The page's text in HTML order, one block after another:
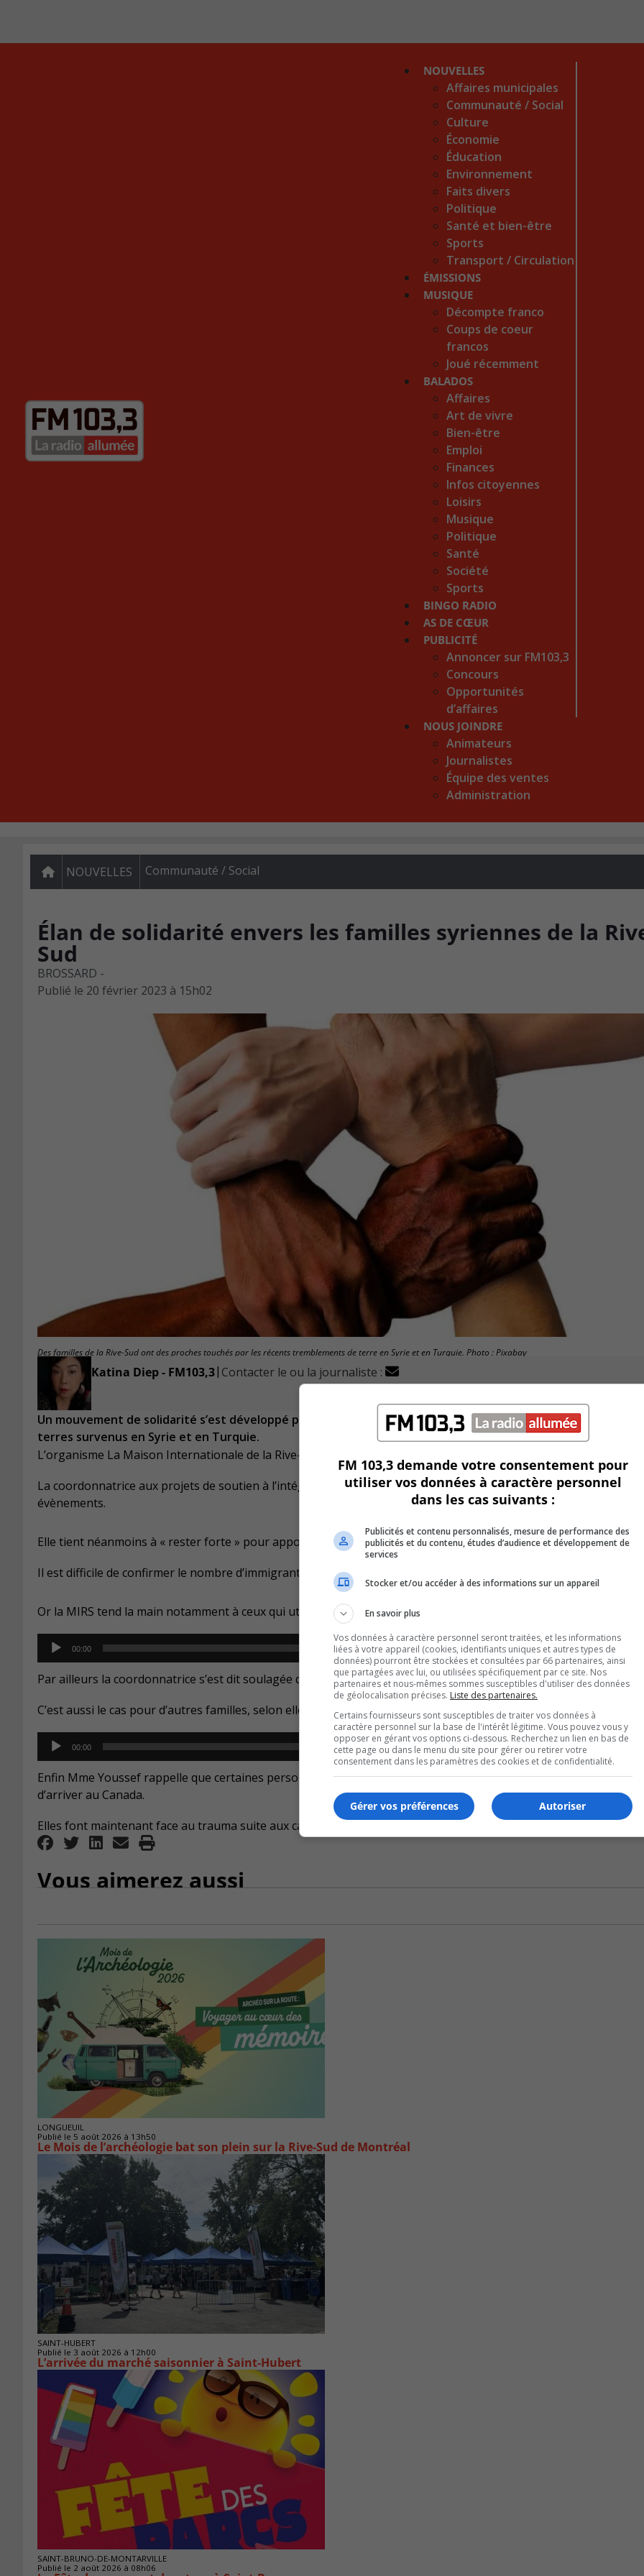
NOUVELLES
Affaires municipales
Communauté / Social
Culture
Économie
Éducation
Environnement
Faits divers
Politique
Santé et bien-être
Sports
Transport / Circulation
ÉMISSIONS
MUSIQUE
Décompte franco
Coups de coeur
francos
Joué récemment
BALADOS
Affaires
Art de vivre
Bien-être
Emploi
Finances
Infos citoyennes
Loisirs
Musique
Politique
Santé
Société
Sports
BINGO RADIO
AS DE CŒUR
PUBLICITÉ
Annoncer sur FM103,3
Concours
Opportunités
d’affaires
NOUS JOINDRE
Animateurs
Journalistes
Équipe des ventes
Administration
NOUVELLES Communauté / Social
Élan de solidarité envers les familles syriennes de la
Sud
BROSSARD -
Publié le 20 février 2023 à 15h02
Des familles de la Rive-Sud ont des proches touchés par les récents tremblements de terre en Syrie et en Turquie. Photo : Pixabay
Katina Diep - FM103,3| Contacter le ou la journaliste :
Un mouvement de solidarité s’est développé pour des familles de la Rive-Sud affectées par les
terres survenus en Syrie et en Turquie.
L’organisme La Maison Internationale de la Rive-Sud (MIRS) offre des services à plusieurs d’entre elles.
La coordonnatrice aux projets de soutien à l’intégration, Abir Youssef, est elle-même touchée par les récents
évènements.
Elle tient néanmoins à « rester forte » pour apporter un soutien moral aux gens d’ici.
Il est difficile de confirmer le nombre d’immigrants installés sur la Rive-Sud.
Or la MIRS tend la main notamment à ceux qui utilisent les services de francisation, comme l’explique Mme
Audio
Player
00:00 00:00
Par ailleurs la coordonnatrice s’est dit soulagée d’avoir rejoint ses proches en Syrie.
C’est aussi le cas pour d’autres familles, selon elle.
Audio
Player
00:00 00:00
to
Enfin Mme Youssef rappelle que certaines personnes ont vécu une situation difficile dans leur pays d’origine
d’arriver au Canada.
Elles font maintenant face au trauma suite aux catastrophes naturelles, dit-elle.
Vous aimerez aussi
LONGUEUIL
Publié le 5 août 2026 à 13h50
Le Mois de l’archéologie bat son plein sur la Rive-Sud de Montréal
SAINT-HUBERT
Publié le 3 août 2026 à 12h00
L’arrivée du marché saisonnier à Saint-Hubert
SAINT-BRUNO-DE-MONTARVILLE
Publié le 2 août 2026 à 08h06
FM 103,3 demande votre consentement pour
utiliser vos données à caractère personnel
dans les cas suivants :
Publicités et contenu personnalisés, mesure de performance des
publicités et du contenu, études d’audience et développement de
services
Stocker et/ou accéder à des informations sur un appareil
En savoir plus
Vos données à caractère personnel seront traitées, et les informations
liées à votre appareil (cookies, identifiants uniques et autres types de
données) pourront être stockées et consultées par 66 partenaires, ainsi
que partagées avec lui, ou utilisées spécifiquement par ce site. Nos
partenaires et nous-mêmes sommes susceptibles d'utiliser des données
de géolocalisation précises. Liste des partenaires.
Certains fournisseurs sont susceptibles de traiter vos données à
caractère personnel sur la base de l'intérêt légitime. Vous pouvez vous y
opposer en gérant vos options ci-dessous. Recherchez un lien en bas de
cette page ou dans le menu du site pour gérer ou retirer votre
consentement dans les paramètres des cookies et de confidentialité.
Autoriser
Gérer vos préférences